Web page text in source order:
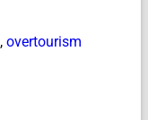
, overtourism